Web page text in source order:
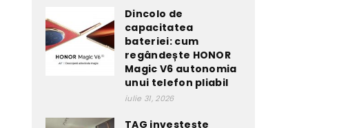
Dincolo de
capacitatea
bateriei: cum
regândește HONOR
Magic V6 autonomia
unui telefon pliabil
iulie 31, 2026
TAG investește